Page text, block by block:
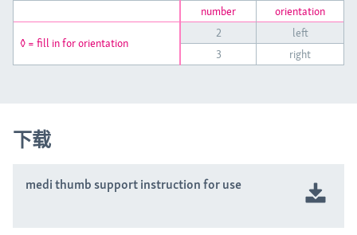
number orientation
◊ = fill in for orientation
2
left
3
right
下载
medi thumb support instruction for use